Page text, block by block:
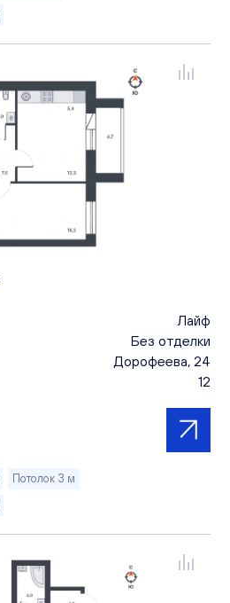
Лайф
Без отделки
Дорофеева, 24
12
Потолок 3 м